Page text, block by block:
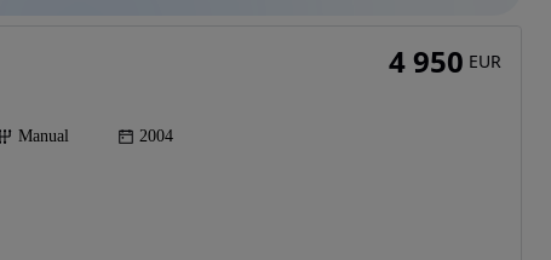
Manual 2004
4 950 EUR